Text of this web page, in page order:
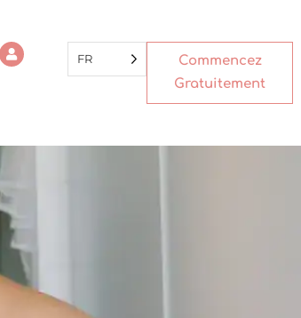
FR
Commencez
Gratuitement